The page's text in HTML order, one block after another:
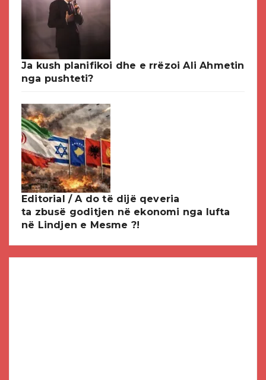
Ja kush planifikoi dhe e rrëzoi Ali Ahmetin
nga pushteti?
Editorial / A do të dijë qeveria
ta zbusë goditjen në ekonomi nga lufta
në Lindjen e Mesme ?!